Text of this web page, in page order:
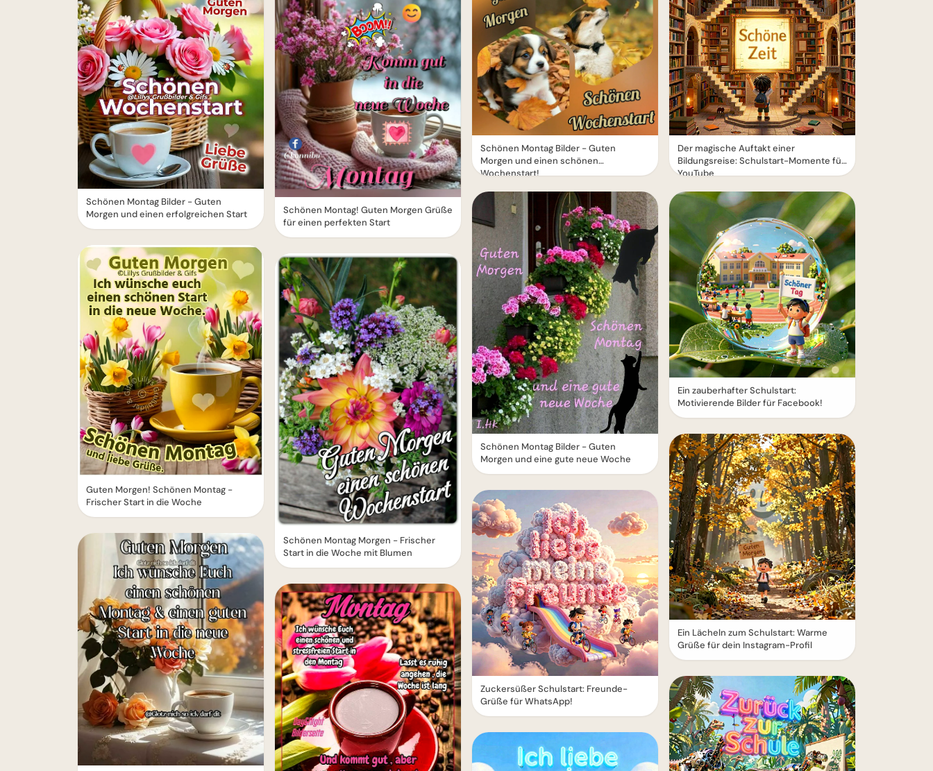
Schönen Montag Bilder - Guten
Morgen und einen erfolgreichen Start
Guten Morgen! Schönen Montag -
Frischer Start in die Woche
Schönen Montag! Guten Morgen Grüße
für einen perfekten Start
Schönen Montag Morgen - Frischer
Start in die Woche mit Blumen
Schönen Montag Bilder - Guten
Morgen und einen schönen
Wochenstart!
Schönen Montag Bilder - Guten
Morgen und eine gute neue Woche
Zuckersüßer Schulstart: Freunde-
Grüße für WhatsApp!
Der magische Auftakt einer
Bildungsreise: Schulstart-Momente für
YouTube
Ein zauberhafter Schulstart:
Motivierende Bilder für Facebook!
Ein Lächeln zum Schulstart: Warme
Grüße für dein Instagram-Profil